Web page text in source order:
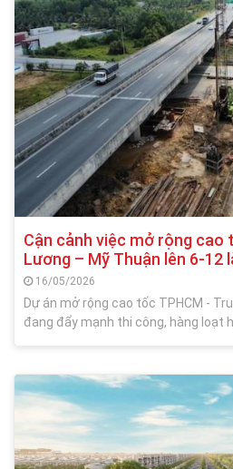
thị trường bất động sản.
Cận cảnh việc mở rộng cao
Lương – Mỹ Thuận lên 6-12
16/05/2026
Dự án mở rộng cao tốc TPHCM -
đang đẩy mạnh thi công, hàng loạt